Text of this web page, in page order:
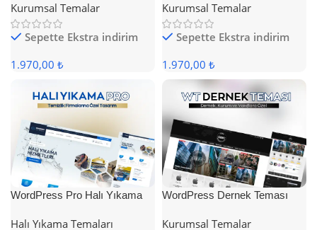
Kurumsal Temalar
Sepette Ekstra indirim
1.970,00 ₺
Kurumsal Temalar
Sepette Ekstra indirim
1.970,00 ₺
WordPress Pro Halı Yıkama
Halı Yıkama Temaları
WordPress Dernek Teması
Kurumsal Temalar